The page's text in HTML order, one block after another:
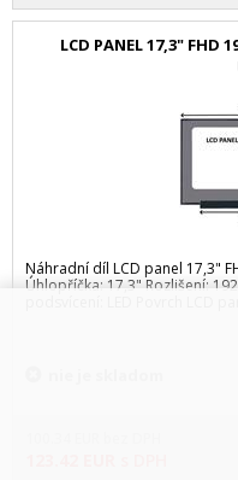
LCD PANEL 17,3" FHD
Náhradní díl LCD panel 17,3"
Úhlopříčka: 17,3" Rozlišení: